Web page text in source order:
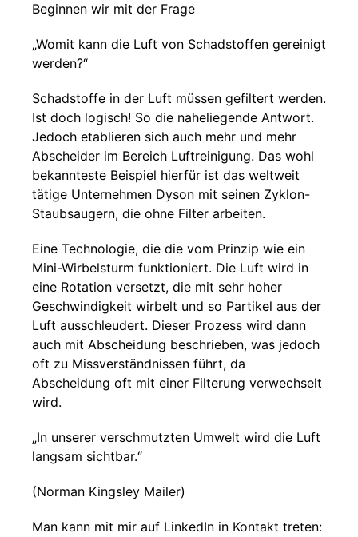
Beginnen wir mit der Frage
„Womit kann die Luft von Schadstoffen gereinigt
werden?“
Schadstoffe in der Luft müssen gefiltert werden.
Ist doch logisch! So die naheliegende Antwort.
Jedoch etablieren sich auch mehr und mehr
Abscheider im Bereich Luftreinigung. Das wohl
bekannteste Beispiel hierfür ist das weltweit
tätige Unternehmen Dyson mit seinen Zyklon-
Staubsaugern, die ohne Filter arbeiten.
Eine Technologie, die die vom Prinzip wie ein
Mini-Wirbelsturm funktioniert. Die Luft wird in
eine Rotation versetzt, die mit sehr hoher
Geschwindigkeit wirbelt und so Partikel aus der
Luft ausschleudert. Dieser Prozess wird dann
auch mit Abscheidung beschrieben, was jedoch
oft zu Missverständnissen führt, da
Abscheidung oft mit einer Filterung verwechselt
wird.
„In unserer verschmutzten Umwelt wird die Luft
langsam sichtbar.“
(Norman Kingsley Mailer)
Man kann mit mir auf LinkedIn in Kontakt treten: